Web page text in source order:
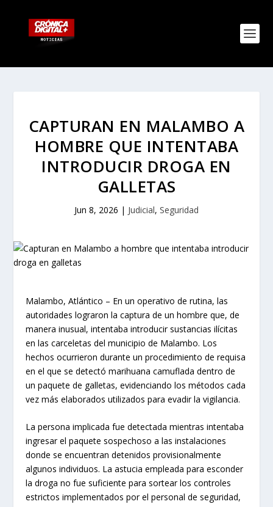
CAPTURAN EN MALAMBO A
HOMBRE QUE INTENTABA
INTRODUCIR DROGA EN
GALLETAS
Jun 8, 2026 | Judicial, Seguridad
Malambo, Atlántico – En un operativo de rutina, las
autoridades lograron la captura de un hombre que, de
manera inusual, intentaba introducir sustancias ilícitas
en las carceletas del municipio de Malambo. Los
hechos ocurrieron durante un procedimiento de requisa
en el que se detectó marihuana camuflada dentro de
un paquete de galletas, evidenciando los métodos cada
vez más elaborados utilizados para evadir la vigilancia.
La persona implicada fue detectada mientras intentaba
ingresar el paquete sospechoso a las instalaciones
donde se encuentran detenidos provisionalmente
algunos individuos. La astucia empleada para esconder
la droga no fue suficiente para sortear los controles
estrictos implementados por el personal de seguridad,